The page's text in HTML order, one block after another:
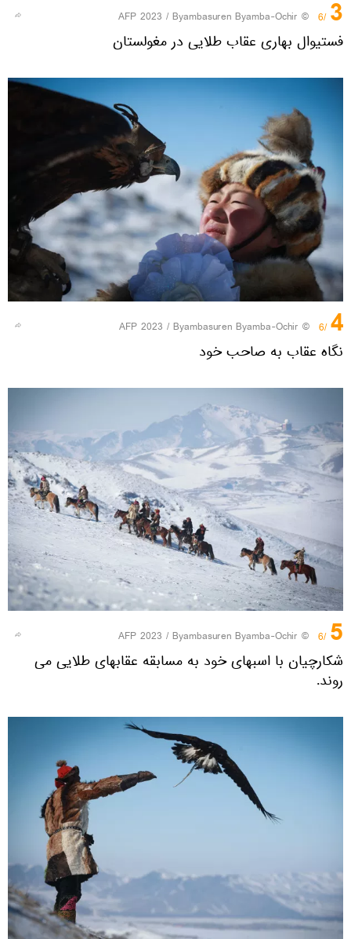
3
/6
© AFP 2023 / Byambasuren Byamba-Ochir
فستیوال بهاری عقاب طلایی در مغولستان
4
/6
© AFP 2023 / Byambasuren Byamba-Ochir
نگاه عقاب به صاحب خود
5
/6
© AFP 2023 / Byambasuren Byamba-Ochir
شکارچیان با اسبهای خود به مسابقه عقابهای طلایی می
روند.